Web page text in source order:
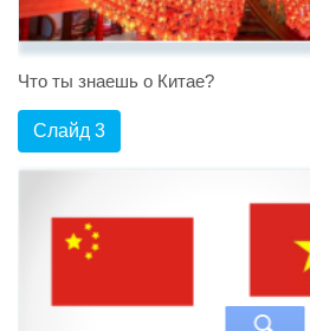
Что ты знаешь о Китае?
Слайд 3